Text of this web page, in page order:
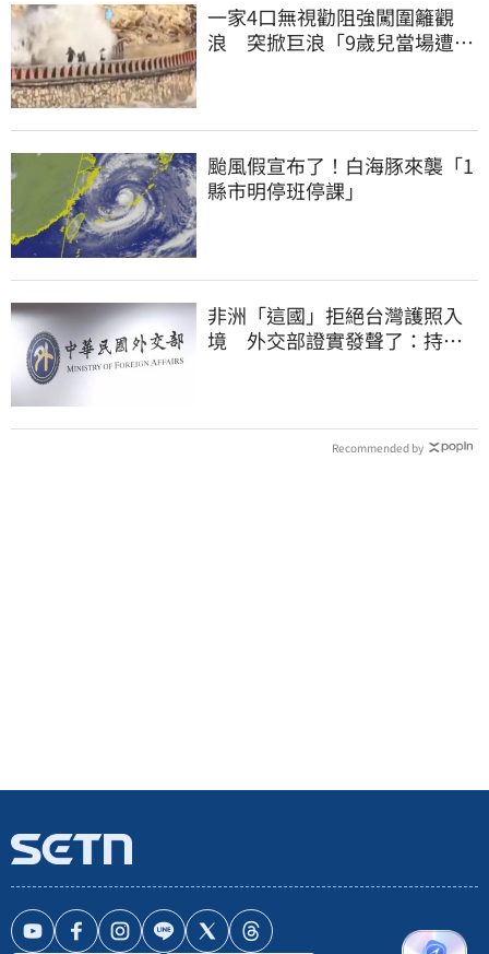
一家4口無視勸阻強闖圍籬觀
浪 突掀巨浪「9歲兒當場遭捲
颱風假宣布了！白海豚來襲「1
縣市明停班停課」
非洲「這國」拒絕台灣護照入
境 外交部證實發聲了：持續
Recommended by